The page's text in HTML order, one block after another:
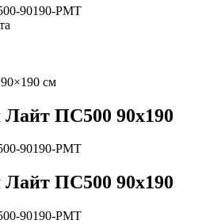
90190-PMT
90×190 см
ПС500 90х190
90190-PMT
ПС500 90х190
90190-PMT